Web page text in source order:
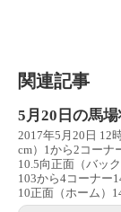
関連記事
5月20日の馬
2017年5月20日 12
cm）1から2コーナ
10.5向正面（バッ
103から4コーナー
10正面（ホーム）